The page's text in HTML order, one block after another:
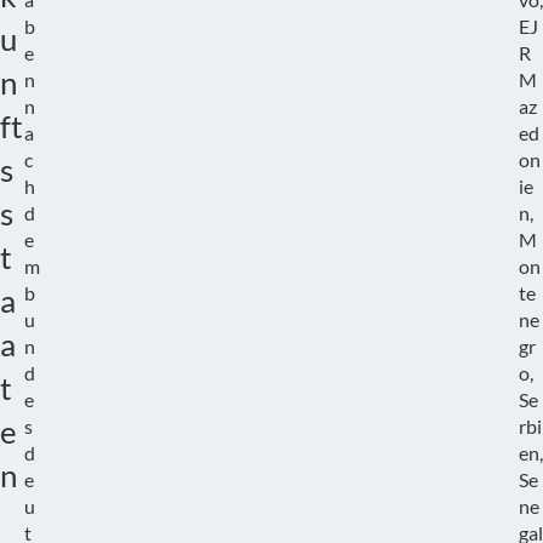
u
n
ft
s
s
t
a
a
t
e
n
b
e
n
n
a
c
h
d
e
m
b
u
n
d
e
s
d
e
u
t
EJ
R
M
az
ed
on
ie
n,
M
on
te
ne
gr
o,
Se
rbi
en,
Se
ne
gal